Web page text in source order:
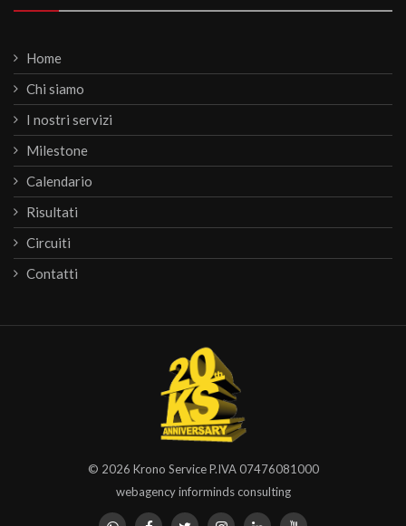
Home
Chi siamo
I nostri servizi
Milestone
Calendario
Risultati
Circuiti
Contatti
© 2026 Krono ServiceP.IVA 07476081000
webagency informinds consulting